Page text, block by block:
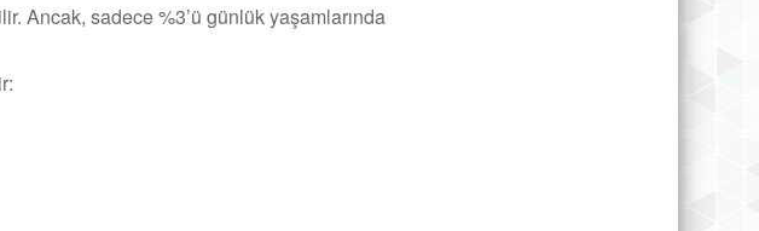
Ancak, sadece %3’ü günlük yaşamlarında